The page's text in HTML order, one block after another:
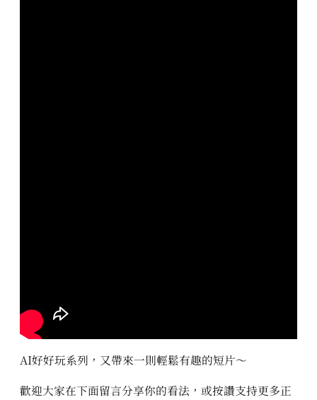
AI好好玩系列，又帶來一則輕鬆有趣的短片～
歡迎大家在下面留言分享你的看法，或按讚支持更多正